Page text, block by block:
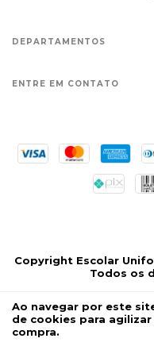
Ao navegar por este
de cookies para
compra.
DEPARTAMENTOS
ENTRE EM CONTATO
Copyright Escolar
Todos os